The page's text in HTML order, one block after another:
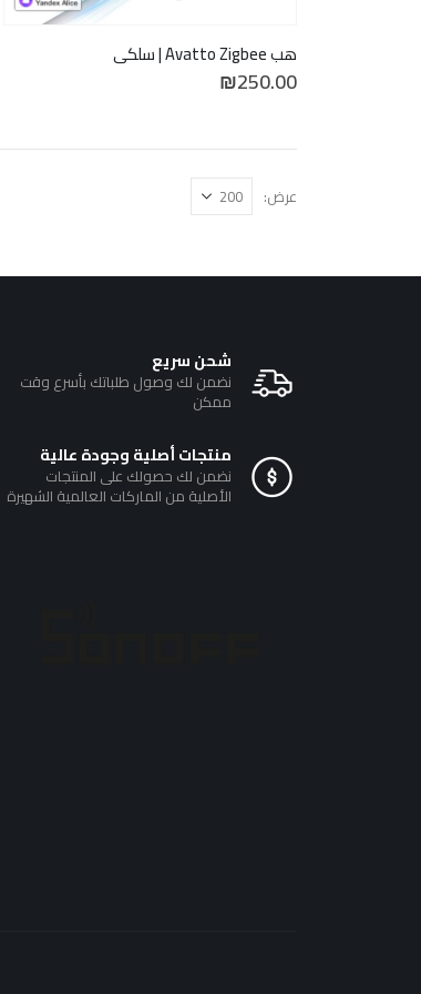
هب Avatto Zigbee | سلكي
₪250.00
عرض:
شحن سريع
نضمن لك وصول طلباتك بأسرع وقت
ممكن
منتجات أصلية وجودة عالية
نضمن لك حصولك على المنتجات
الأصلية من الماركات العالمية الشهيرة